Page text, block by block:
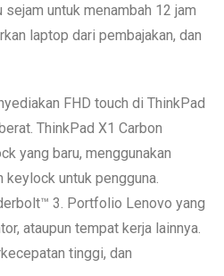
untuk menambah 12 jam
laptop dari pembajakan, dan
FHD touch di ThinkPad
ThinkPad X1 Carbon
yang baru, menggunakan
untuk pengguna.
3. Portfolio Lenovo yang
ataupun tempat kerja lainnya.
tinggi, dan